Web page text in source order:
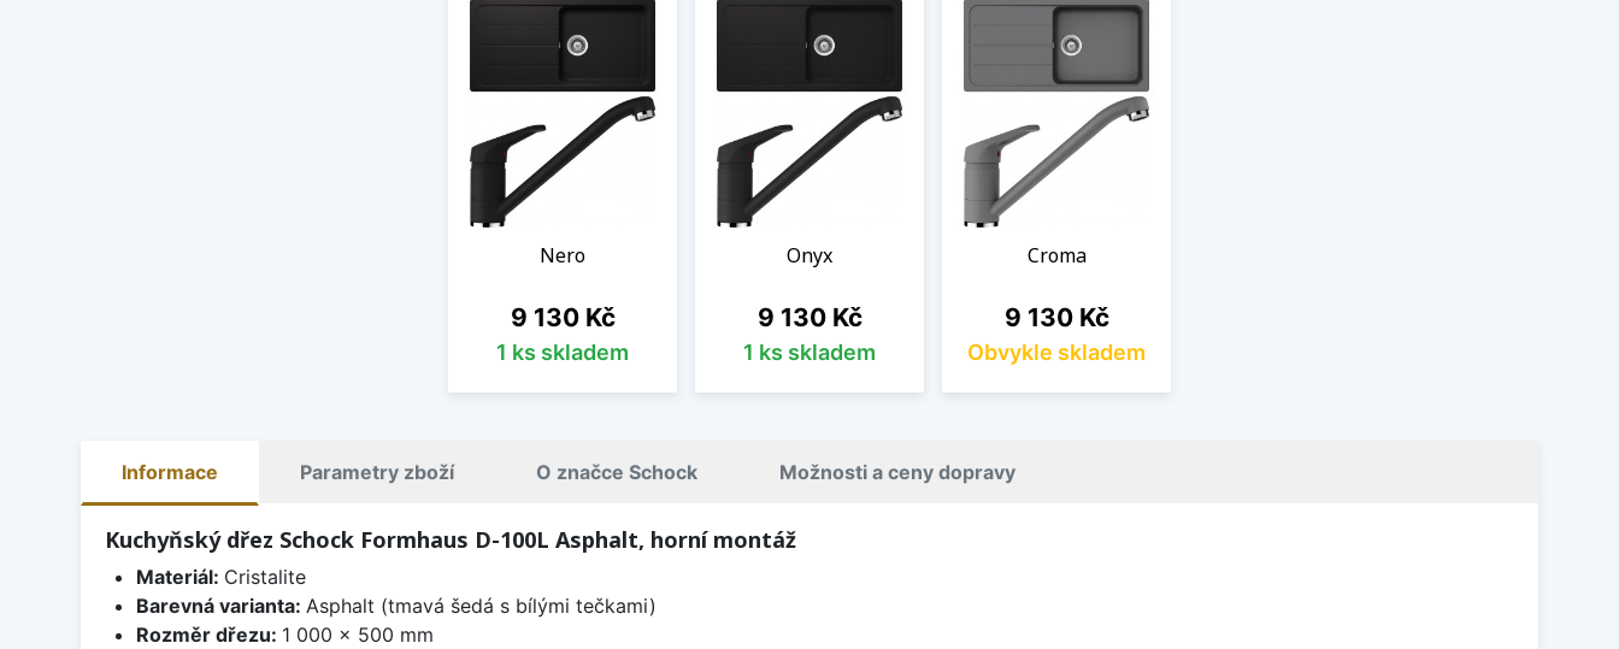
Nero
Cena
9 130 Kč
1 ks skladem
Onyx
Cena
9 130 Kč
1 ks skladem
Croma
Cena
9 130 Kč
Obvykle skladem
Informace Parametry zboží O značce Schock Možnosti a ceny dopravy
Kuchyňský dřez Schock Formhaus D-100L Asphalt, horní montáž
Materiál: Cristalite
Barevná varianta: Asphalt (tmavá šedá s bílými tečkami)
Rozměr dřezu: 1 000 x 500 mm